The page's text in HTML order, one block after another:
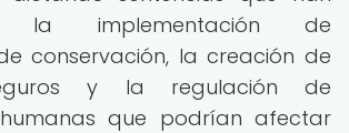
la implementación de
conservación, la creación de
y la regulación de
que podrían afectar